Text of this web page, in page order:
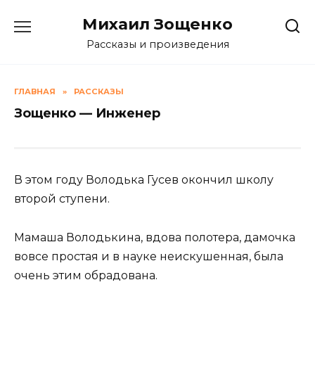
Михаил Зощенко
Рассказы и произведения
ГЛАВНАЯ » РАССКАЗЫ
Зощенко — Инженер
В этом году Володька Гусев окончил школу
второй ступени.
Мамаша Володькина, вдова полотера, дамочка
вовсе простая и в науке неискушенная, была
очень этим обрадована.